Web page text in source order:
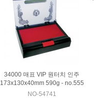
34000 매표 VIP 원터치 인주
173x130x40mm 590g - no.555
NO-54741